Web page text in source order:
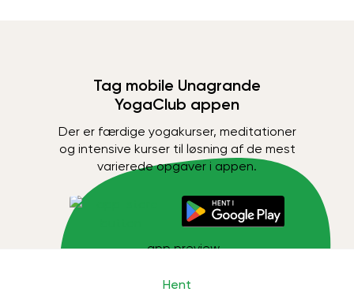
Tag mobile Unagrande
YogaClub appen
Der er færdige yogakurser, meditationer
og intensive kurser til løsning af de mest
varierede opgaver i appen.
Hent